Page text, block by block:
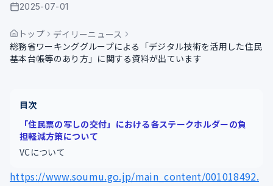
公開日
2025-07-01
トップ
デイリーニュース
総務省ワーキンググループによる「デジタル技術を活用した住民
基本台帳等のあり方」に関する資料が出ています
目次
「住民票の写しの交付」における各ステークホルダーの負
担軽減方策について
VCについて
https://www.soumu.go.jp/main_content/001018492.